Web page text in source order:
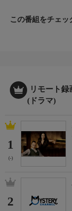
この番組をチェッ
リモート
(ドラマ)
1
(-)
2